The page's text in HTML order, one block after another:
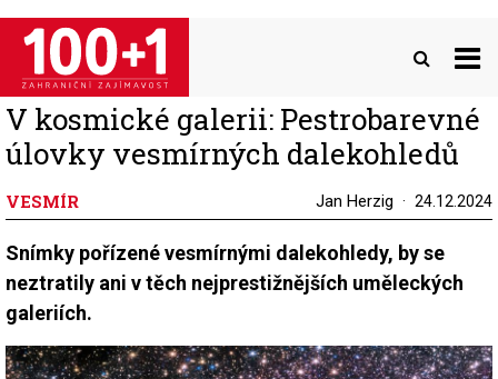
Přejít
hlavnímu
obsahu
V kosmické galerii: Pestrobarevné
úlovky vesmírných dalekohledů
VESMÍR Jan Herzig 24.12.2024
Snímky pořízené vesmírnými dalekohledy, by se
neztratily ani v těch nejprestižnějších uměleckých
galeriích.